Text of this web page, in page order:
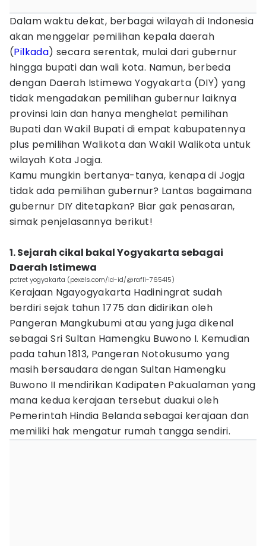
Dalam waktu dekat, berbagai wilayah di Indonesia
akan menggelar pemilihan kepala daerah
(Pilkada) secara serentak, mulai dari gubernur
hingga bupati dan wali kota. Namun, berbeda
dengan Daerah Istimewa Yogyakarta (DIY) yang
tidak mengadakan pemilihan gubernur laiknya
provinsi lain dan hanya menghelat pemilihan
Bupati dan Wakil Bupati di empat kabupatennya
plus pemilihan Walikota dan Wakil Walikota untuk
wilayah Kota Jogja.
Kamu mungkin bertanya-tanya, kenapa di Jogja
tidak ada pemilihan gubernur? Lantas bagaimana
gubernur DIY ditetapkan? Biar gak penasaran,
simak penjelasannya berikut!
1. Sejarah cikal bakal Yogyakarta sebagai
Daerah Istimewa
potret yogyakarta (pexels.com/id-id/@rafli-765415)
Kerajaan Ngayogyakarta Hadiningrat sudah
berdiri sejak tahun 1775 dan didirikan oleh
Pangeran Mangkubumi atau yang juga dikenal
sebagai Sri Sultan Hamengku Buwono I. Kemudian
pada tahun 1813, Pangeran Notokusumo yang
masih bersaudara dengan Sultan Hamengku
Buwono II mendirikan Kadipaten Pakualaman yang
mana kedua kerajaan tersebut duakui oleh
Pemerintah Hindia Belanda sebagai kerajaan dan
memiliki hak mengatur rumah tangga sendiri.